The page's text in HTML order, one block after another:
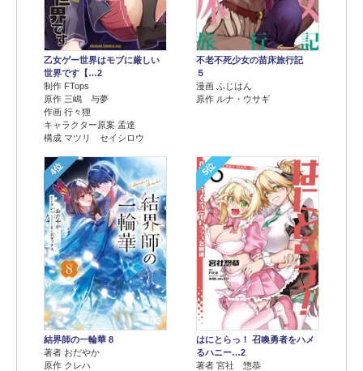
乙女ゲー世界はモブに厳しい
世界です【…2
制作 FTops
原作 三嶋 与夢
作画 行々狸
キャラクター原案 孟達
構成 マツリ セイシロウ
不老不死少女の苗床旅行記
５
漫画 ふじはん
原作 ルナ・ウサギ
4位
結界師の一輪華 8
著者 おだやか
原作 クレハ
5位
はにとらっ！ 召喚勇者をハメ
るハニー…2
著者 宮社 惣恭